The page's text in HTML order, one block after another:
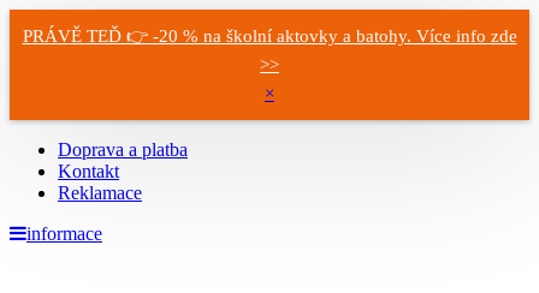
PRÁVĚ TEĎ 👉 -20 % na školní aktovky a batohy. Více info zde
>>
×
Doprava a platba
Kontakt
Reklamace
informace